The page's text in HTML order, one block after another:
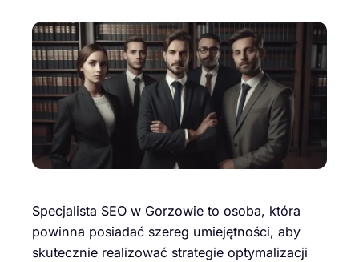
Specjalista SEO w Gorzowie to osoba, która
powinna posiadać szereg umiejętności, aby
skutecznie realizować strategie optymalizacji